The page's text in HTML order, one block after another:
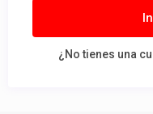
¿No tienes una